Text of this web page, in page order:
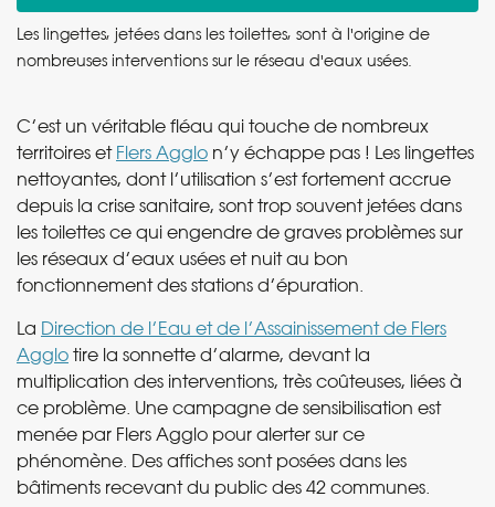
Les lingettes, jetées dans les toilettes, sont à l'origine de
nombreuses interventions sur le réseau d'eaux usées.
C’est un véritable fléau qui touche de nombreux
territoires et Flers Agglo n’y échappe pas ! Les lingettes
nettoyantes, dont l’utilisation s’est fortement accrue
depuis la crise sanitaire, sont trop souvent jetées dans
les toilettes ce qui engendre de graves problèmes sur
les réseaux d’eaux usées et nuit au bon
fonctionnement des stations d’épuration.
La Direction de l’Eau et de l’Assainissement de Flers
Agglo tire la sonnette d’alarme, devant la
multiplication des interventions, très coûteuses, liées à
ce problème. Une campagne de sensibilisation est
menée par Flers Agglo pour alerter sur ce
phénomène. Des affiches sont posées dans les
bâtiments recevant du public des 42 communes.